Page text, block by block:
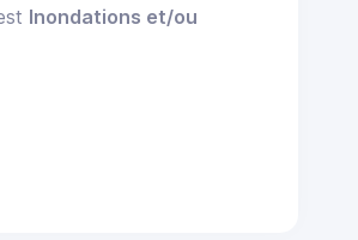
Inondations et/ou